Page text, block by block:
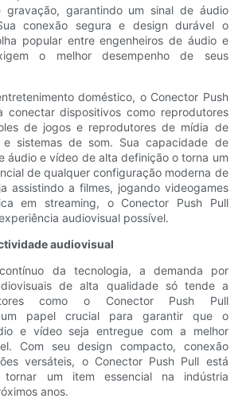
gravação, garantindo um sinal de áudio
conexão segura e design durável o
popular entre engenheiros de áudio e
o melhor desempenho de seus
doméstico, o Conector Push
conectar dispositivos como reprodutores
de jogos e reprodutores de mídia de
e sistemas de som. Sua capacidade de
áudio e vídeo de alta definição o torna um
de qualquer configuração moderna de
assistindo a filmes, jogando videogames
em streaming, o Conector Push Pull
audiovisual possível.
audiovisual
da tecnologia, a demanda por
de alta qualidade só tende a
como o Conector Push Pull
um papel crucial para garantir que o
e vídeo seja entregue com a melhor
Com seu design compacto, conexão
versáteis, o Conector Push Pull está
um item essencial na indústria
anos.